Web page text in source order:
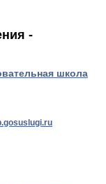
-
школа